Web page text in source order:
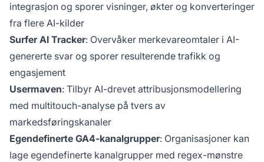
integrasjon og sporer visninger, økter og konverteringer
fra flere AI-kilder
Surfer AI Tracker: Overvåker merkevareomtaler i AI-
genererte svar og sporer resulterende trafikk og
engasjement
Usermaven: Tilbyr AI-drevet attribusjonsmodellering
med multitouch-analyse på tvers av
markedsføringskanaler
Egendefinerte GA4-kanalgrupper: Organisasjoner kan
lage egendefinerte kanalgrupper med regex-mønstre